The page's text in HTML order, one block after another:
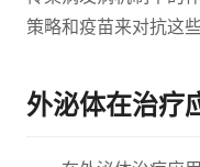
策略和疫苗来对抗这些
外泌体在治疗